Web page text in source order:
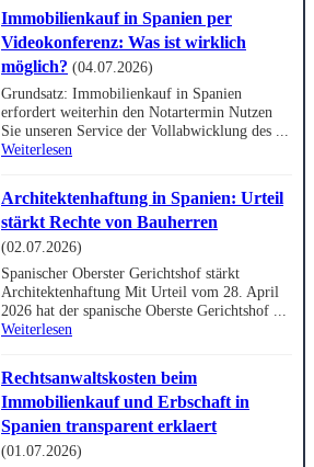
Immobilienkauf in Spanien per
Videokonferenz: Was ist wirklich
möglich? (04.07.2026)
Grundsatz: Immobilienkauf in Spanien
erfordert weiterhin den Notartermin Nutzen
Sie unseren Service der Vollabwicklung des ...
Weiterlesen
Architektenhaftung in Spanien: Urteil
stärkt Rechte von Bauherren
(02.07.2026)
Spanischer Oberster Gerichtshof stärkt
Architektenhaftung Mit Urteil vom 28. April
2026 hat der spanische Oberste Gerichtshof ...
Weiterlesen
Rechtsanwaltskosten beim
Immobilienkauf und Erbschaft in
Spanien transparent erklaert
(01.07.2026)